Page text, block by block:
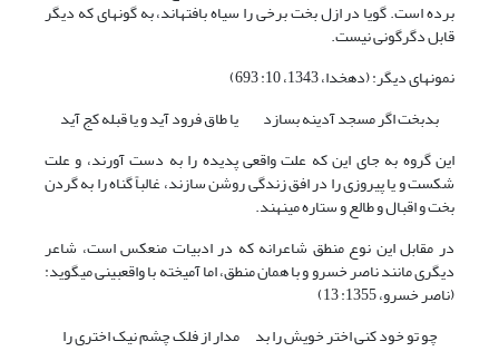
برده است. گویا در ازل بخت برخی را سیاه بافته‏اند، به گونه‏ای که دیگر
قابل دگرگونی نیست.
نمونه‏ای دیگر: (دهخدا، 1343، 10: 693)
بدبخت اگر مسجد آدینه بسازد یا طاق فرود آید و یا قبله کج آید
این گروه به جای این که علت واقعی پدیده را به دست آورند، و علت
شکست و یا پیروزی را در افق زندگی روشن سازند، غالباً گناه را به گردن
بخت و اقبال و طالع و ستاره می‏نهند.
در مقابل این نوع منطق شاعرانه که در ادبیات منعکس است، شاعر
دیگری مانند ناصر خسرو و با همان منطق، اما آمیخته با واقع‏بینی می‏گوید:
(ناصر خسرو، 1355: 13)
چو تو خود کنی اختر خویش را بد مدار از فلک چشم نیک اختری را